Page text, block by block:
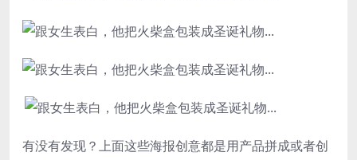
有没有发现？上面这些海报创意都是用产品拼成或者创